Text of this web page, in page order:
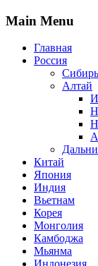
Main Menu
Главная
Россия
Сибирь
Алтай
Китай
Япония
Индия
Вьетнам
Корея
Монголия
Камбоджа
Мьянма